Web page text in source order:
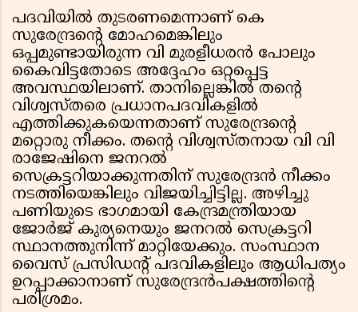
പദവിയിൽ തുടരണമെന്നാണ്‌ കെ
സുരേന്ദ്രന്റെ മോഹമെങ്കിലും
ഒപ്പമുണ്ടായിരുന്ന വി മുരളീധരൻ പോലും
കൈവിട്ടതോടെ അദ്ദേഹം ഒറ്റപ്പെട്ട
അവസ്ഥയിലാണ്‌. താനില്ലെങ്കിൽ തന്റെ
വിശ്വസ്‌തരെ പ്രധാനപദവികളിൽ
എത്തിക്കുകയെന്നതാണ്‌ സുരേന്ദ്രന്റെ
മറ്റൊരു നീക്കം. തന്റെ വിശ്വസ്‌തനായ വി വി
രാജേഷിനെ ജനറൽ
സെക്രട്ടറിയാക്കുന്നതിന്‌ സുരേന്ദ്രൻ നീക്കം
നടത്തിയെങ്കിലും വിജയിച്ചിട്ടില്ല. അഴിച്ചു
പണിയുടെ ഭാഗമായി കേന്ദ്രമന്ത്രിയായ
ജോർജ്‌ കുര്യനെയും ജനറൽ സെക്രട്ടറി
സ്ഥാനത്തുനിന്ന്‌ മാറ്റിയേക്കും. സംസ്ഥാന
വൈസ് പ്രസിഡന്റ്‌ പദവികളിലും ആധിപത്യം
ഉറപ്പാക്കാനാണ്‌ സുരേന്ദ്രൻപക്ഷത്തിന്റെ
പരിശ്രമം.